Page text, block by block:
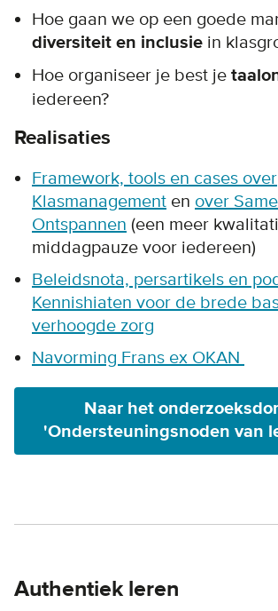
Hoe gaan we op een goede
diversiteit en inclusie in
Hoe organiseer je best je
iedereen?
Realisaties
Framework, tools en cases over
Klasmanagement en over
Ontspannen (een meer
middagpauze voor iedereen)
Beleidsnota, persartikels en
Kennishiaten voor de brede
verhoogde zorg
Navorming Frans ex OKAN
Naar het
'Ondersteuningsnoden van
Authentiek leren